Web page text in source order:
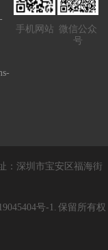
手机网站 微信公众
号
： 深圳市宝安区福海街
19045404号-1. 保留所有权